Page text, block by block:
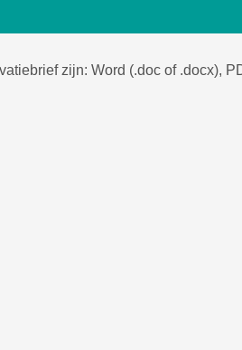
zijn: Word (.doc of .docx),